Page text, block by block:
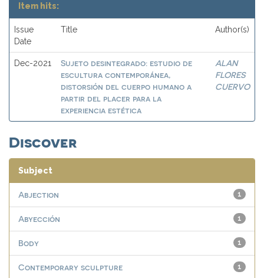
Item hits:
Issue
Date
Title Author(s)
Dec-2021
Sujeto desintegrado: estudio de
escultura contemporánea,
distorsión del cuerpo humano a
partir del placer para la
experiencia estética
ALAN
FLORES
CUERVO
Discover
Subject
1
Abjection
1
Abyección
1
Body
1
Contemporary sculpture